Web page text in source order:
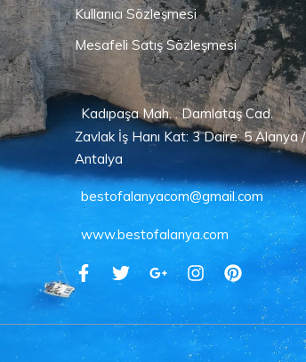
Kullanıcı Sözleşmesi
Mesafeli Satış Sözleşmesi
Kadıpaşa Mah. . Damlataş Cad.
Zavlak İş Hanı Kat: 3 Daire: 5 Alanya /
Antalya
bestofalanyacom@gmail.com
www.bestofalanya.com